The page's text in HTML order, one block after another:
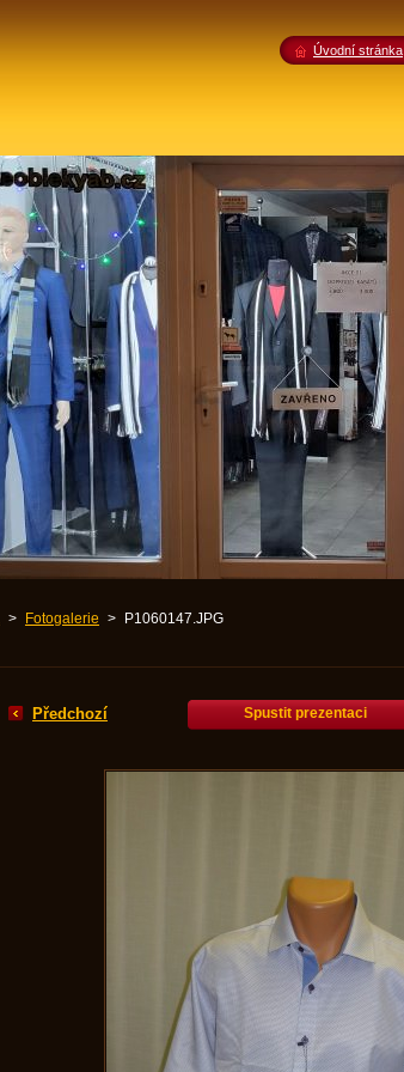
> Fotogalerie > P1060147.JPG
Předchozí Spustit prezentaci
Úvodní stránka